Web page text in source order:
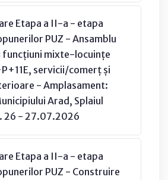
Etapa a II-a - etapa
PUZ - Ansamblu
funcțiuni mixte-locuințe
servicii/comerț și
- Amplasament:
Arad, Splaiul
26 - 27.07.2026
Etapa a II-a - etapa
PUZ - Construire